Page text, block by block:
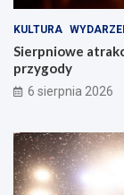
KULTURA
Sierpniowe
przygody
6 sierpnia 2026